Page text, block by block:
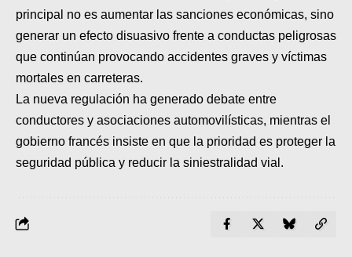
principal no es aumentar las sanciones económicas, sino
generar un efecto disuasivo frente a conductas peligrosas
que continúan provocando accidentes graves y víctimas
mortales en carreteras.
La nueva regulación ha generado debate entre
conductores y asociaciones automovilísticas, mientras el
gobierno francés insiste en que la prioridad es proteger la
seguridad pública y reducir la siniestralidad vial.